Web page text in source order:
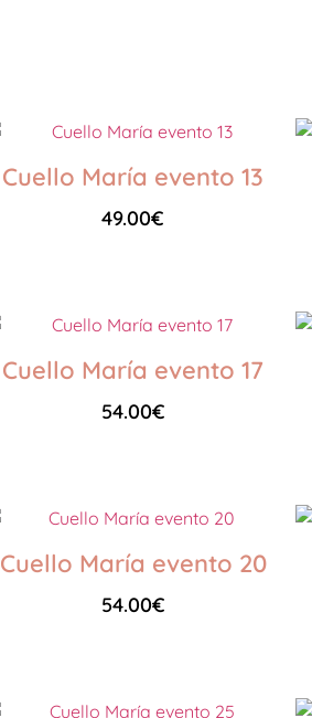
Cuello María evento 13
49.00€
Cuello María evento 17
54.00€
Cuello María evento 20
54.00€